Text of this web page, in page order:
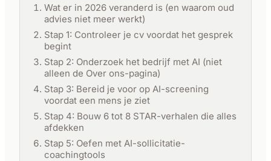
Wat er in 2026 veranderd is (en waarom oud
advies niet meer werkt)
Stap 1: Controleer je cv voordat het gesprek
begint
Stap 2: Onderzoek het bedrijf met AI (niet
alleen de Over ons-pagina)
Stap 3: Bereid je voor op AI-screening
voordat een mens je ziet
Stap 4: Bouw 6 tot 8 STAR-verhalen die alles
afdekken
Stap 5: Oefen met AI-sollicitatie-
coachingtools